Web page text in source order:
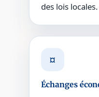
des lois locales.
¤
Échanges